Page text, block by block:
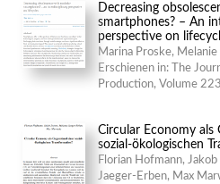
Decreasing
smartphones? – An
perspective on
Marina Proske,
Erschienen in: The
Production, Volume
Circular Economy als
sozial-ökologischen
Florian Hofmann,
Jaeger-Erben, Max